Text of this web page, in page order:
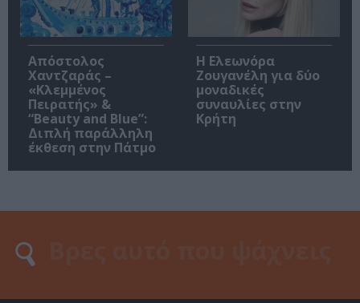
Απόστολος
Χαντζαράς –
«Κλεμμένος
Πειρατής» &
“Beauty and Blue”:
Διπλή παράλληλη
έκθεση στην Πάτμο
Η Ελεωνόρα
Ζουγανέλη για δύο
μοναδικές
συναυλίες στην
Κρήτη